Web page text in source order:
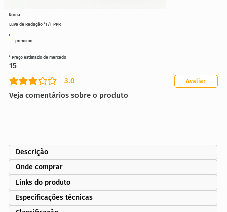
premium
Luva de Redução *F/F PPR
3.0
classificação média é 3 de 5
Veja comentários sobre o produto
Avaliar
* Preço estimado de mercado
15
Krona
Descrição
Onde comprar
Links do produto
Especificações técnicas